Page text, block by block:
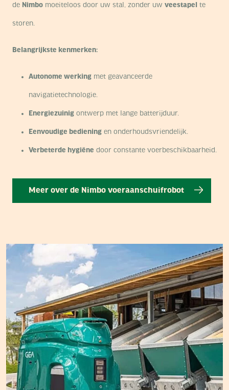
de Nimbo moeiteloos door uw stal, zonder uw veestapel te
storen.
Belangrijkste kenmerken:
Autonome werking met geavanceerde
navigatietechnologie.
Energiezuinig ontwerp met lange batterijduur.
Eenvoudige bediening en onderhoudsvriendelijk.
Verbeterde hygiëne door constante voerbeschikbaarheid.
Meer over de Nimbo voeraanschuifrobot